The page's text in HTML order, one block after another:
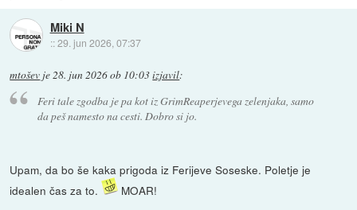
Miki N
::29. jun 2026, 07:37
mtošev je28. jun 2026 ob 10:03izjavil:
Feri tale zgodba je pa kot iz GrimReaperjevega zelenjaka, samo
da peš namesto na cesti. Dobro si jo.
Upam, da bo še kaka prigoda iz Ferijeve Soseske. Poletje je
idealen čas za to.
MOAR!